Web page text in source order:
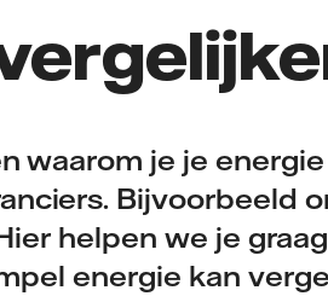
waarom je je
Bijvoorbeeld
helpen we je
energie kan